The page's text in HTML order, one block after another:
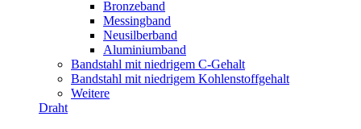
Bronzeband
Messingband
Neusilberband
Aluminiumband
Bandstahl mit niedrigem C-Gehalt
Bandstahl mit niedrigem Kohlenstoffgehalt
Weitere
Draht